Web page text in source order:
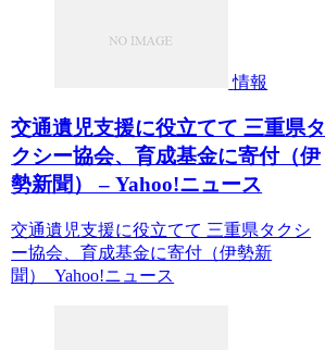
情報
交通遺児支援に役立てて 三重県タ
クシー協会、育成基金に寄付（伊
勢新聞） – Yahoo!ニュース
交通遺児支援に役立てて 三重県タクシ
ー協会、育成基金に寄付（伊勢新
聞） Yahoo!ニュース